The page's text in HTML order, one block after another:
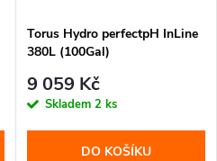
Torus Hydro perfectpH InLine
380L (100Gal)
9 059 Kč
Skladem 2 ks
DO KOŠÍKU